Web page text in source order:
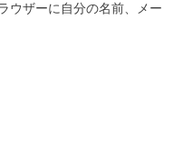
ウザーに自分の名前、メー